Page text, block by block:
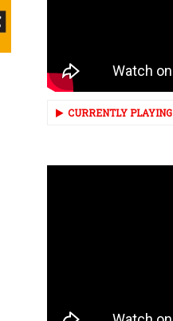
CURRENTLY PLAYING